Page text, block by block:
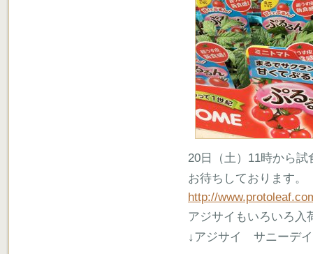
20日（土）11時から
お待ちしております。
http://
アジサイもいろいろ入
↓アジサイ サニーデ